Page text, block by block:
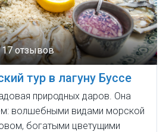
17 отзывов
тур в лагуну Буссе
природных даров. Она
волшебными видами морской
богатыми цветущими